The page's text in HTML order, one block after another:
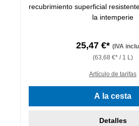
recubrimiento superficial
la intemperie
25,47 €* (IVA
(63,68 €* / 1 L)
Artículo de tarifas
A la cesta
Detalles